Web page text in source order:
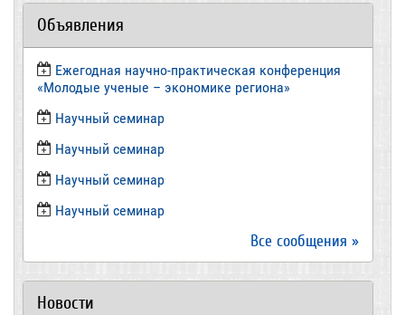
Объявления
Ежегодная научно-практическая конференция
«Молодые ученые – экономике региона»
​Научный семинар
​Научный семинар
Научный семинар
​Научный семинар
Все сообщения »
Новости